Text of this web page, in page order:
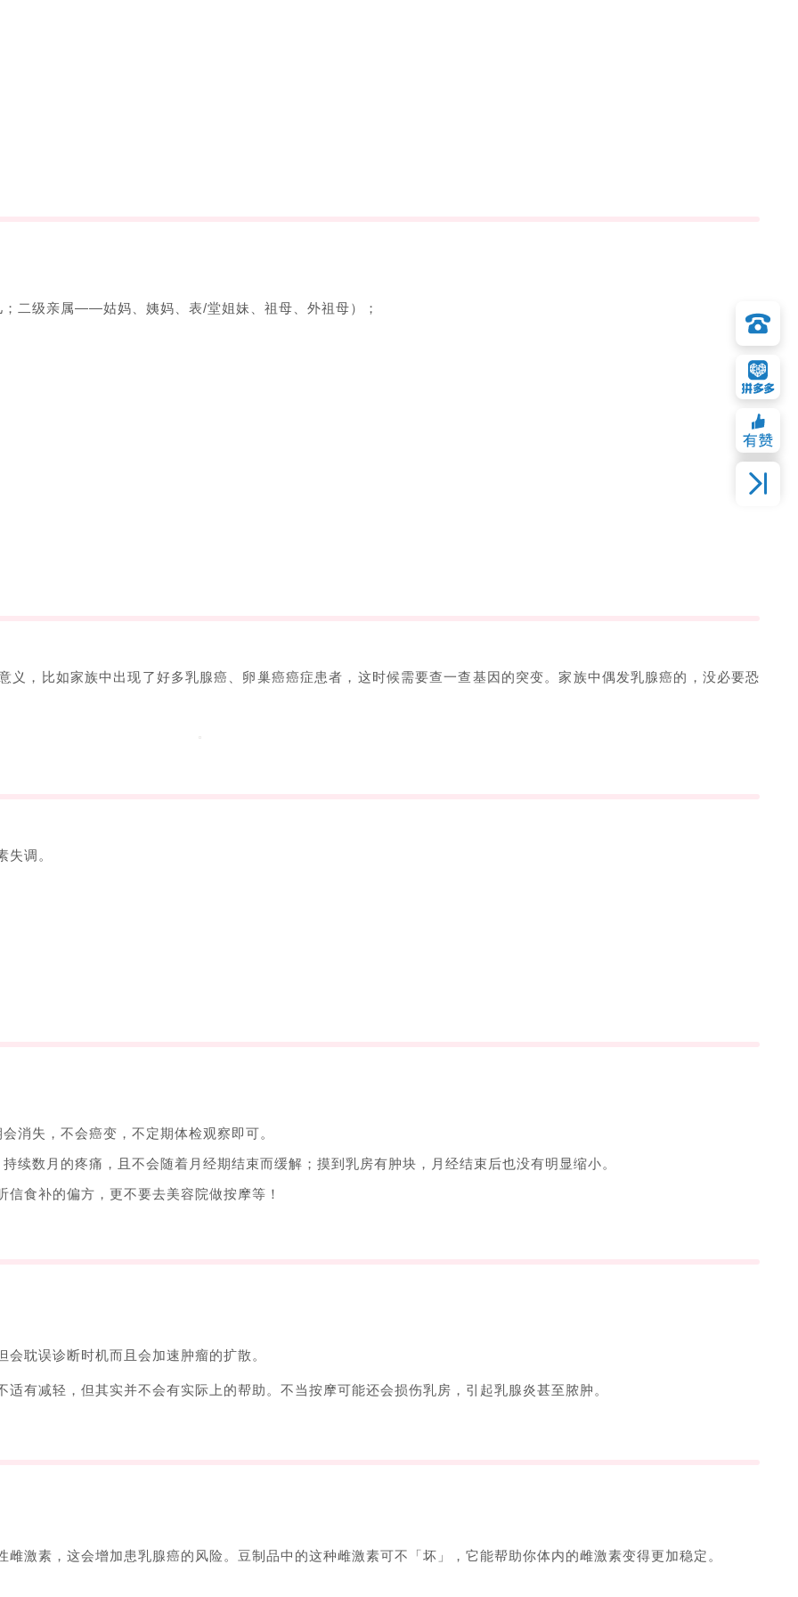
二级亲属——姑妈、姨妈、表/堂姐妹、祖母、外祖母）；
义，比如家族中出现了好多乳腺癌、卵巢癌癌症患者，这时候需要查一查基因的突变。家族中偶发乳腺癌的，没必要恐
调。
消失，不会癌变，不定期体检观察即可。
续数月的疼痛，且不会随着月经期结束而缓解；摸到乳房有肿块，月经结束后也没有明显缩小。
食补的偏方，更不要去美容院做按摩等！
耽误诊断时机而且会加速肿瘤的扩散。
有减轻，但其实并不会有实际上的帮助。不当按摩可能还会损伤乳房，引起乳腺炎甚至脓肿。
激素，这会增加患乳腺癌的风险。豆制品中的这种雌激素可不「坏」，它能帮助你体内的雌激素变得更加稳定。